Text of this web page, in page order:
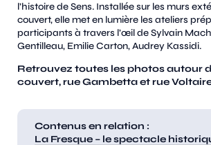
l’histoire de Sens. Installée sur les murs
couvert, elle met en lumière les ateliers
participants à travers l’œil deSylvain
Gentilleau, Emilie Carton, Audrey Kassidi.
Retrouvez toutes les photos autour
couvert, rue Gambetta et rue
Contenus en relation :
La Fresque – le spectacle